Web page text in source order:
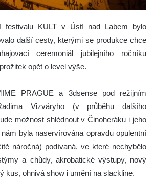
festivalu KULT v Ústí nad Labem bylo
další cesty, kterými se produkce chce
ceremoniál jubilejního ročníku
opět o level výše.
PRAGUE a 3dsense pod režijním
Vizváryho (v průběhu dalšího
možnost shlédnout v Činoheráku i jeho
byla naservírována opravdu opulentní
náročná) podívaná, ve které nechybělo
a chůdy, akrobatické výstupy, nový
kus, ohnivá show i umění na slackline.